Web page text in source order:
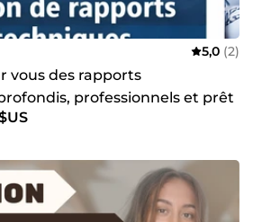
5,0 (2)
vous des rapports
professionnels et prêt